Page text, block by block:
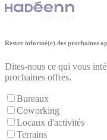
Restez informé(e) des prochaines
Dites-nous ce qui vous
prochaines offres.
Bureaux
Coworking
Locaux d'activités
Terrains